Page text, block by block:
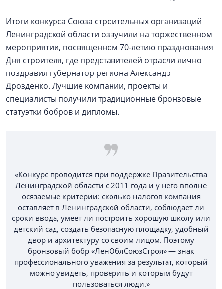
Итоги конкурса Союза строительных организаций
Ленинградской области озвучили на торжественном
мероприятии, посвященном 70-летию празднования
Дня строителя, где представителей отрасли лично
поздравил губернатор региона Александр
Дрозденко. Лучшие компании, проекты и
специалисты получили традиционные бронзовые
статуэтки бобров и дипломы.
«Конкурс проводится при поддержке Правительства
Ленинградской области с 2011 года и у него вполне
осязаемые критерии: сколько налогов компания
оставляет в Ленинградской области, соблюдает ли
сроки ввода, умеет ли построить хорошую школу или
детский сад, создать безопасную площадку, удобный
двор и архитектуру со своим лицом. Поэтому
бронзовый бобр «ЛенОблСоюзСтроя» — знак
профессионального уважения за результат, который
можно увидеть, проверить и которым будут
пользоваться люди.»